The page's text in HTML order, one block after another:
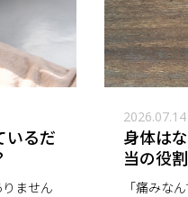
いるだ
ません
2026.07.14
身体は
当の役
「痛みな